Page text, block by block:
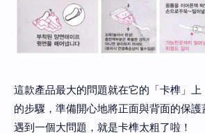
這款產品最大的問題就在它的「卡榫」
的步驟，準備開心地將正面與背面的保
遇到一個大問題，就是卡榫太粗了啦！